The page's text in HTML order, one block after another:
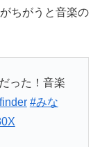
ちがうと音楽の
った！音楽
#みな